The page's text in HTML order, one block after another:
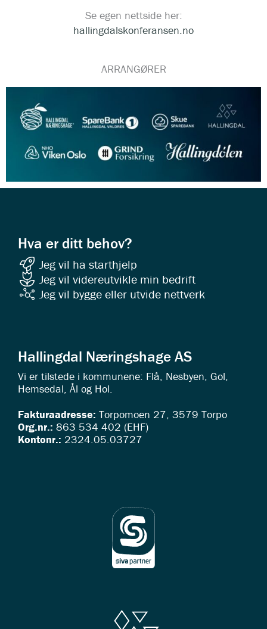
Se egen nettside her:
hallingdalskonferansen.no
ARRANGØRER
Hva er ditt behov?
Jeg vil ha starthjelp
Jeg vil videreutvikle min bedrift
Jeg vil bygge eller utvide nettverk
Hallingdal Næringshage AS
Vi er tilstede i kommunene: Flå, Nesbyen, Gol,
Hemsedal, Ål og Hol.
Fakturaadresse: Torpomoen 27, 3579 Torpo
Org.nr.: 863 534 402 (EHF)
Kontonr.: 2324.05.03727